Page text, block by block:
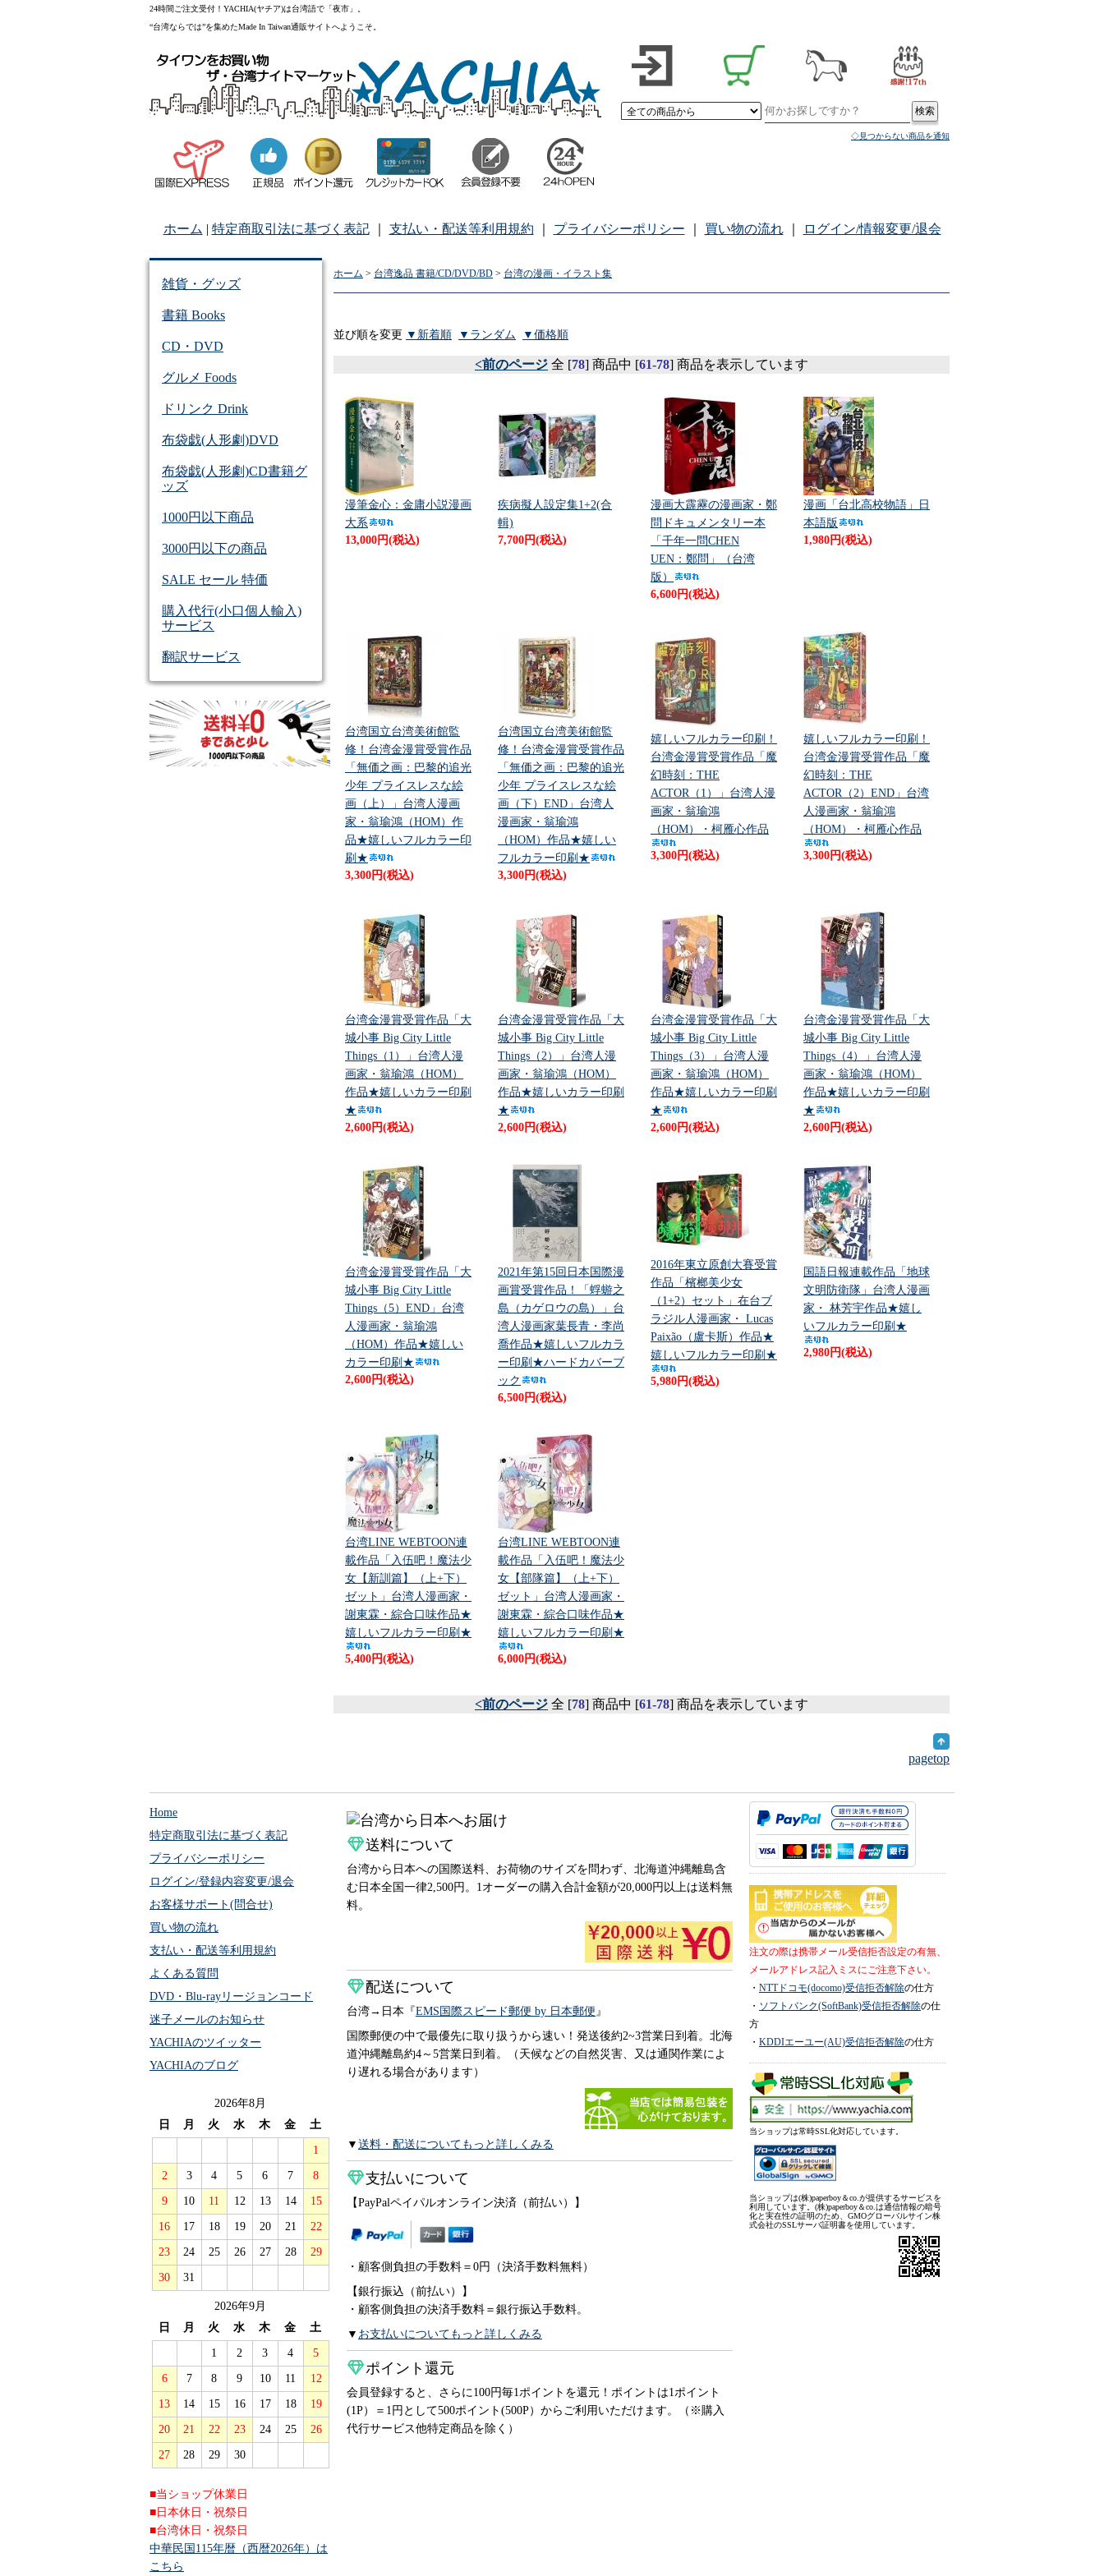
24時間ご注文受付！YACHIA(ヤチア)は台湾語で「夜市」。
“台湾ならでは”を集めたMade In Taiwan通販サイトへようこそ。
◇見つからない商品を通知
ホーム | 特定商取引法に基づく表記｜ 支払い・配送等利用規約 プライバシーポリシー 買い物の流れ｜ ログイン/情報変更/退会
雑貨・グッズ
書籍 Books
CD・DVD
グルメ Foods
ドリンク Drink
布袋戯(人形劇)DVD
布袋戯(人形劇)CD書籍グ
ッズ
1000円以下商品
3000円以下の商品
SALE セール 特価
購入代行(小口個人輸入)
サービス
翻訳サービス
ホーム > 台湾逸品 書籍/CD/DVD/BD > 台湾の漫画・イラスト集
並び順を変更 ▼新着順 ▼ランダム ▼価格順
<前のページ 全 [78] 商品中 [61-78] 商品を表示しています
漫筆金心：金庸小説漫画
大系
13,000円(税込)
疾病擬人設定集1+2(合
輯)
7,700円(税込)
漫画大霹靂の漫画家・鄭
問ドキュメンタリー本
「千年一問CHEN
UEN：鄭問」（台湾
版）
6,600円(税込)
漫画「台北高校物語」日
本語版
1,980円(税込)
台湾国立台湾美術館監
修！台湾金漫賞受賞作品
「無価之画：巴黎的追光
少年 プライスレスな絵
画（上）」台湾人漫画
家・翁瑜鴻（HOM）作
品★嬉しいフルカラー印
刷★
3,300円(税込)
台湾国立台湾美術館監
修！台湾金漫賞受賞作品
「無価之画：巴黎的追光
少年 プライスレスな絵
画（下）END」台湾人
漫画家・翁瑜鴻
（HOM）作品★嬉しい
フルカラー印刷★
3,300円(税込)
嬉しいフルカラー印刷！
台湾金漫賞受賞作品「魔
幻時刻：THE
ACTOR（1）」台湾人漫
画家・翁瑜鴻
（HOM）・柯雁心作品
3,300円(税込)
嬉しいフルカラー印刷！
台湾金漫賞受賞作品「魔
幻時刻：THE
ACTOR（2）END」台湾
人漫画家・翁瑜鴻
（HOM）・柯雁心作品
3,300円(税込)
台湾金漫賞受賞作品「大
城小事 Big City Little
Things（1）」台湾人漫
画家・翁瑜鴻（HOM）
作品★嬉しいカラー印刷
★
2,600円(税込)
台湾金漫賞受賞作品「大
城小事 Big City Little
Things（2）」台湾人漫
画家・翁瑜鴻（HOM）
作品★嬉しいカラー印刷
★
2,600円(税込)
台湾金漫賞受賞作品「大
城小事 Big City Little
Things（3）」台湾人漫
画家・翁瑜鴻（HOM）
作品★嬉しいカラー印刷
★
2,600円(税込)
台湾金漫賞受賞作品「大
城小事 Big City Little
Things（4）」台湾人漫
画家・翁瑜鴻（HOM）
作品★嬉しいカラー印刷
★
2,600円(税込)
台湾金漫賞受賞作品「大
城小事 Big City Little
Things（5）END」台湾
人漫画家・翁瑜鴻
（HOM）作品★嬉しい
カラー印刷★
2,600円(税込)
2021年第15回日本国際漫
画賞受賞作品！「蜉蝣之
島（カゲロウの島）」台
湾人漫画家葉長青・李尚
喬作品★嬉しいフルカラ
ー印刷★ハードカバーブ
ック
6,500円(税込)
2016年東立原創大賽受賞
作品「檳榔美少女
（1+2）セット」在台ブ
ラジル人漫画家・ Lucas
Paixão（盧卡斯）作品★
嬉しいフルカラー印刷★
5,980円(税込)
国語日報連載作品「地球
文明防衛隊」台湾人漫画
家・ 林芳宇作品★嬉し
いフルカラー印刷★
2,980円(税込)
台湾LINE WEBTOON連
載作品「入伍吧！魔法少
女【新訓篇】（上+下）
ゼット」台湾人漫画家・
謝東霖・綜合口味作品★
嬉しいフルカラー印刷★
5,400円(税込)
台湾LINE WEBTOON連
載作品「入伍吧！魔法少
女【部隊篇】（上+下）
ゼット」台湾人漫画家・
謝東霖・綜合口味作品★
嬉しいフルカラー印刷★
6,000円(税込)
<前のページ 全 [78] 商品中 [61-78] 商品を表示しています
pagetop
Home
特定商取引法に基づく表記
プライバシーポリシー
ログイン/登録内容変更/退会
お客様サポート(問合せ)
買い物の流れ
支払い・配送等利用規約
よくある質問
DVD・Blu-rayリージョンコード
迷子メールのお知らせ
YACHIAのツイッター
YACHIAのブログ
2026年8月
日
月 火 水 木 金 土
1
2 3 4 5 6 7 8
9 10 11 12 13 14 15
16 17 18 19 20 21 22
23 24 25 26 27 28 29
30 31
2026年9月
日
月 火 水 木 金 土
1 2 3 4 5
6 7 8 9 10 11 12
13 14 15 16 17 18 19
20 21 22 23 24 25 26
27 28 29 30
■当ショップ休業日
■日本休日・祝祭日
■台湾休日・祝祭日
中華民国115年暦（西暦2026年）は
こちら
送料について
台湾から日本への国際送料、お荷物のサイズを問わず、北海道沖縄離島含
む日本全国一律2,500円。1オーダーの購入合計金額が20,000円以上は送料無
料。
配送について
台湾→日本『EMS国際スピード郵便 by 日本郵便 』
国際郵便の中で最優先に取り扱うから速い！発送後約2~3営業日到着。北海
道沖縄離島約4～5営業日到着。（天候などの自然災害、又は通関作業によ
り遅れる場合があります）
▼ 送料・配送についてもっと詳しくみる
支払いについて
【PayPalペイパルオンライン決済（前払い）】
・顧客側負担の手数料＝0円（決済手数料無料）
【銀行振込（前払い）】
・顧客側負担の決済手数料＝銀行振込手数料。
▼ お支払いについてもっと詳しくみる
ポイント還元
会員登録すると、さらに100円毎1ポイントを還元！ポイントは1ポイント
(1P）＝1円として500ポイント(500P）からご利用いただけます。（※購入
代行サービス他特定商品を除く）
注文の際は携帯メール受信拒否設定の有無、
メールアドレス記入ミスにご注意下さい。
・ NTTドコモ(docomo)受信拒否解除の仕方
・ ソフトバンク(SoftBank)受信拒否解除の仕
方
・ KDDIエーユー(AU)受信拒否解除の仕方
当ショップは常時SSL化対応しています。
当ショップは(株)paperboy＆co.が提供するサービスを
利用しています。(株)paperboy＆co.は通信情報の暗号
化と実在性の証明のため、GMOグローバルサイン株
式会社のSSLサーバ証明書を使用しています。